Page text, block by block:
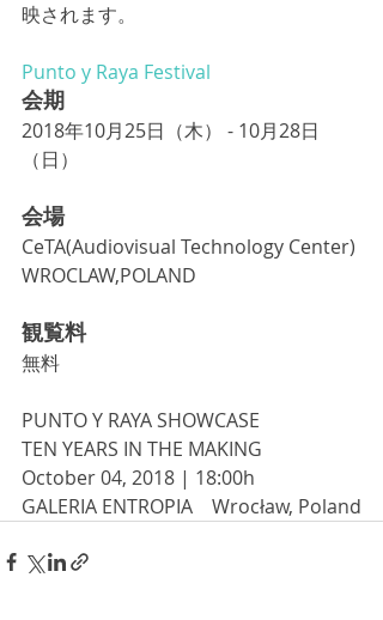
映されます。
Punto y Raya Festival
会期
2018年10月25日（木） - 10月28日
（日）
会場
CeTA(Audiovisual Technology Center)
WROCLAW,POLAND
観覧料
無料
PUNTO Y RAYA SHOWCASE
TEN YEARS IN THE MAKING
October 04, 2018 | 18:00h
GALERIA ENTROPIA　Wrocław, Poland